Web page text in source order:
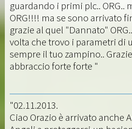
guardando i primi plc.. ORG..
ORG!!!! ma se sono arrivato
grazie al quel "Dannato"
volta che trovo i parametri di
sempre il tuo zampino..
abbraccio forte forte "
"02.11.2013.
Ciao Orazio è arrivato anche